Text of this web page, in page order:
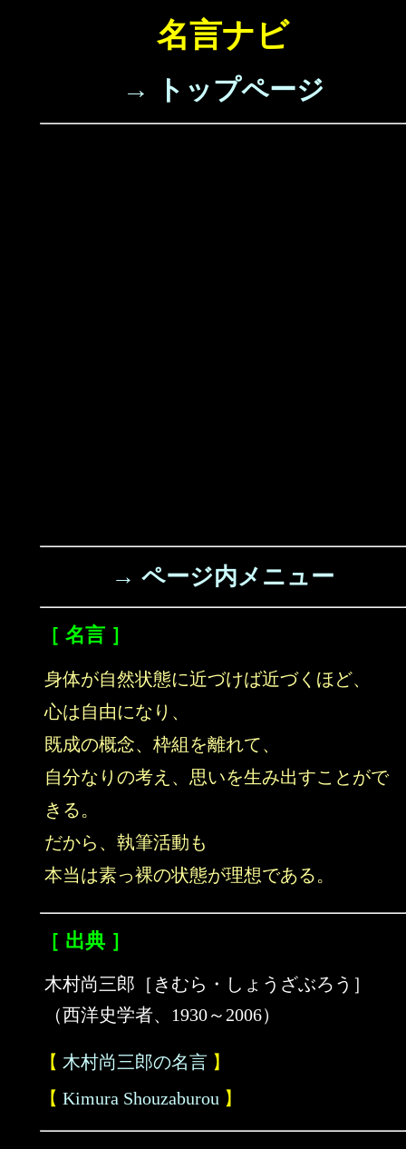
名言ナビ
→ トップページ
→ ページ内メニュー
［ 名言 ］
身体が自然状態に近づけば近づくほど、
心は自由になり、
既成の概念、枠組を離れて、
自分なりの考え、思いを生み出すことがで
きる。
だから、執筆活動も
本当は素っ裸の状態が理想である。
［ 出典 ］
木村尚三郎［きむら・しょうざぶろう］
（西洋史学者、1930～2006）
【 木村尚三郎の名言 】
【 Kimura Shouzaburou 】